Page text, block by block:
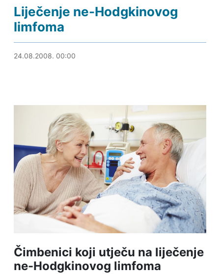
Liječenje ne-Hodgkinovog
limfoma
21.08.2019. 15:00
24.08.2008. 00:00
Čimbenici koji utječu na liječenje
ne-Hodgkinovog limfoma